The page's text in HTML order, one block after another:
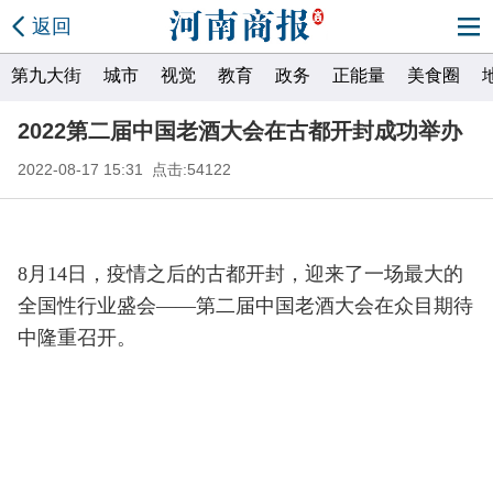
返回
第九大街 城市 视觉 教育 政务 正能量 美食圈
2022第二届中国老酒大会在古都开封成功举办
2022-08-17 15:31 点击:54122
8月14日，疫情之后的古都开封，迎来了一场最大的
全国性行业盛会——第二届中国老酒大会在众目期待
中隆重召开。